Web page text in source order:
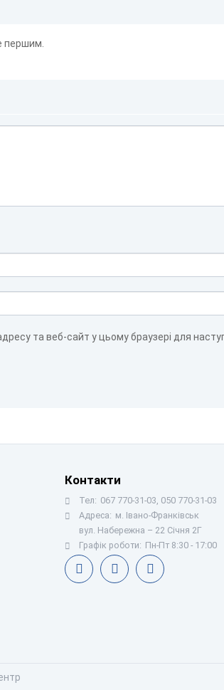
першим.
та веб-сайт у цьому браузері для
Контакти
Тел: 067 770-31-03, 050 770-31-03
Адреса: м. Івано-Франківськ
вул. Набережна – 22 Січня 2Г
Графік роботи: Пн-Пт 8:30 - 17:00